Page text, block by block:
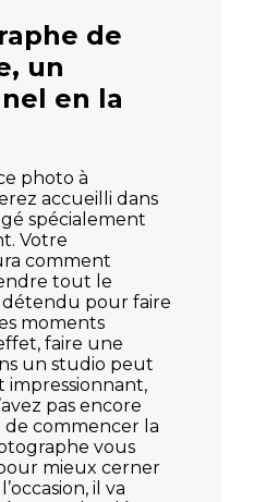
de
un
en la
photo à
accueilli dans
spécialement
Votre
comment
tout le
détendu pour faire
moments
faire une
un studio peut
pas encore
de commencer la
vous
mieux cerner
il va